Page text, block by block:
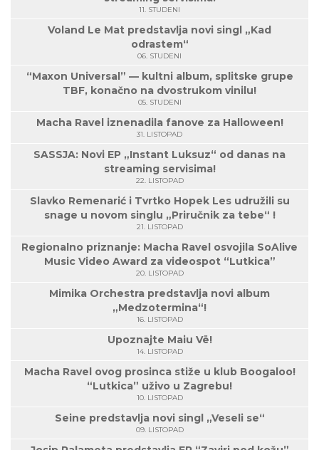
11. STUDENI
Voland Le Mat predstavlja novi singl „Kad
odrastem“
06. STUDENI
“Maxon Universal” — kultni album, splitske grupe
TBF, konačno na dvostrukom vinilu!
05. STUDENI
Macha Ravel iznenadila fanove za Halloween!
31. LISTOPAD
SASSJA: Novi EP „Instant Luksuz“ od danas na
streaming servisima!
22. LISTOPAD
Slavko Remenarić i Tvrtko Hopek Les udružili su
snage u novom singlu „Priručnik za tebe“ !
21. LISTOPAD
Regionalno priznanje: Macha Ravel osvojila SoAlive
Music Video Award za videospot “Lutkica”
20. LISTOPAD
Mimika Orchestra predstavlja novi album
„Medzotermina“!
16. LISTOPAD
Upoznajte Maiu Vë!
14. LISTOPAD
Macha Ravel ovog prosinca stiže u klub Boogaloo!
“Lutkica” uživo u Zagrebu!
10. LISTOPAD
Seine predstavlja novi singl „Veseli se“
09. LISTOPAD